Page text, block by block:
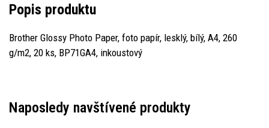
Popis produktu
Brother Glossy Photo Paper, foto papír, lesklý, bílý, A4, 260
g/m2, 20 ks, BP71GA4, inkoustový
Naposledy navštívené produkty